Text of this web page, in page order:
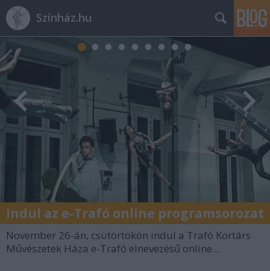
Színház.hu
Indul az e-Trafó online programsorozat
November 26-án, csütörtökön indul a Trafó Kortárs
Művészetek Háza e-Trafó elnevezésű online...